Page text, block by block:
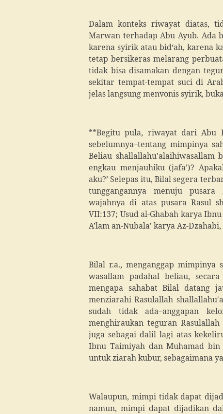
Dalam konteks riwayat diatas,
Marwan terhadap Abu Ayub. Ada
karena syirik atau bid‘ah, karena
tetap bersikeras melarang
tidak bisa disamakan dengan
sekitar tempat-tempat suci di
jelas langsung menvonis syirik,
**Begitu pula, riwayat dari Abu
sebelumnya–tentang mimpinya
Beliau shallallahu'alaihiwasallam
engkau menjauhiku (jafa’)?
aku?’ Selepas itu, Bilal segera
tunggangannya menuju
wajahnya di atas pusara Rasul
VII:137; Usud al-Ghabah karya
A’lam an-Nubala’ karya Az-
Bilal r.a., menganggap mimpinya
wasallam padahal beliau,
mengapa sahabat Bilal datang
menziarahi Rasulallah
sudah tidak ada–anggapan
menghiraukan teguran
juga sebagai dalil lagi atas
Ibnu Taimiyah dan Muhamad
untuk ziarah kubur, sebagaimana
Walaupun, mimpi tidak dapat
namun, mimpi dapat dijadikan